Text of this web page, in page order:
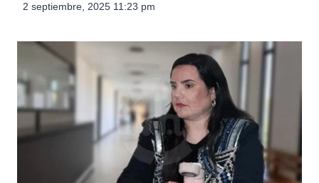
2 septiembre, 2025 11:23 pm